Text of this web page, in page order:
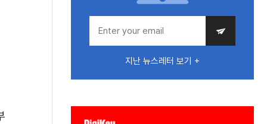
지난 뉴스레터 보기 +